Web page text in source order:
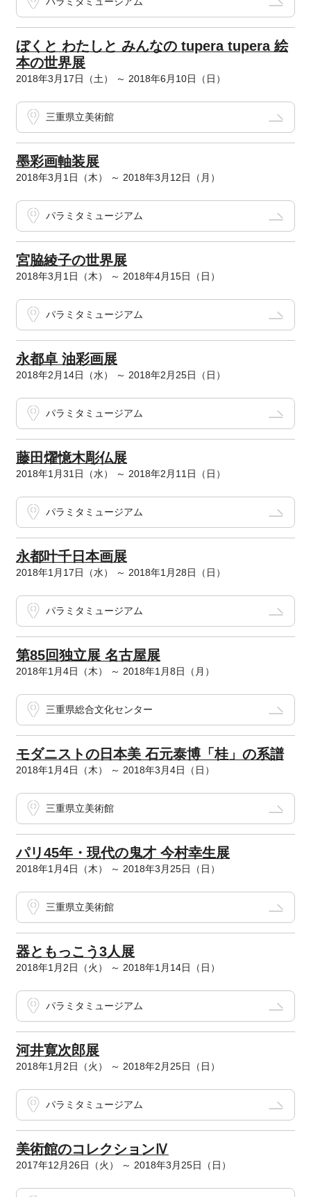
ぼくと わたしと みんなの tupera tupera 絵
本の世界展
2018年3月17日（土） ～ 2018年6月10日（日）
三重県立美術館
墨彩画軸装展
2018年3月1日（木） ～ 2018年3月12日（月）
パラミタミュージアム
宮脇綾子の世界展
2018年3月1日（木） ～ 2018年4月15日（日）
パラミタミュージアム
永都卓 油彩画展
2018年2月14日（水） ～ 2018年2月25日（日）
パラミタミュージアム
藤田燿憶木彫仏展
2018年1月31日（水） ～ 2018年2月11日（日）
パラミタミュージアム
永都叶千日本画展
2018年1月17日（水） ～ 2018年1月28日（日）
パラミタミュージアム
第85回独立展 名古屋展
2018年1月4日（木） ～ 2018年1月8日（月）
三重県総合文化センター
モダニストの日本美 石元泰博「桂」の系譜
2018年1月4日（木） ～ 2018年3月4日（日）
三重県立美術館
パリ45年・現代の鬼才 今村幸生展
2018年1月4日（木） ～ 2018年3月25日（日）
三重県立美術館
器ともっこう3人展
2018年1月2日（火） ～ 2018年1月14日（日）
パラミタミュージアム
河井寛次郎展
2018年1月2日（火） ～ 2018年2月25日（日）
パラミタミュージアム
美術館のコレクションⅣ
2017年12月26日（火） ～ 2018年3月25日（日）